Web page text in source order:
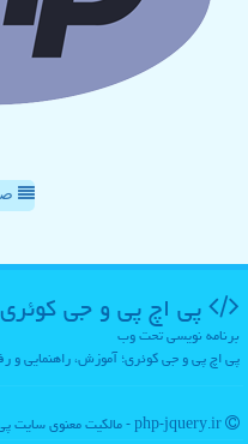
پی اچ پی و جی كوئری
برنامه نویسی تحت وب
پی اچ پی و جی کوئری؛ آموزش، راهنمایی